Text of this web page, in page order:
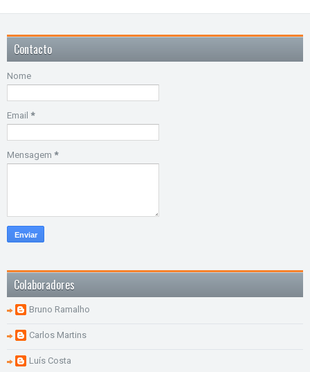
Contacto
Nome
Email *
Mensagem *
Colaboradores
Bruno Ramalho
Carlos Martins
Luís Costa